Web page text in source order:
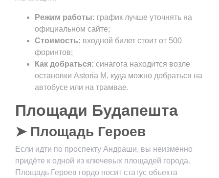
Режим работы: график лучше уточнять на
официальном сайте;
Стоимость: входной билет стоит от 500
форинтов;
Как добраться: синагога находится возле
остановки Astoria М, куда можно добраться на
автобусе или на трамвае.
Площади Будапешта
➤ Площадь Героев
Если идти по проспекту Андраши, вы неизменно
придёте к одной из ключевых площадей города.
Площадь Героев гордо носит статус объекта